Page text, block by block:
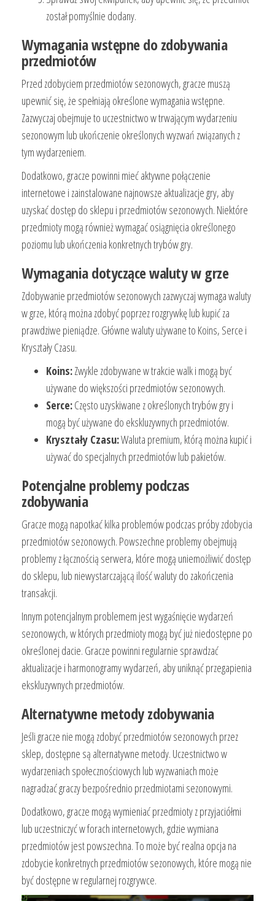
został pomyślnie dodany.
Wymagania wstępne do zdobywania
przedmiotów
Przed zdobyciem przedmiotów sezonowych, gracze muszą
upewnić się, że spełniają określone wymagania wstępne.
Zazwyczaj obejmuje to uczestnictwo w trwającym wydarzeniu
sezonowym lub ukończenie określonych wyzwań związanych z
tym wydarzeniem.
Dodatkowo, gracze powinni mieć aktywne połączenie
internetowe i zainstalowane najnowsze aktualizacje gry, aby
uzyskać dostęp do sklepu i przedmiotów sezonowych. Niektóre
przedmioty mogą również wymagać osiągnięcia określonego
poziomu lub ukończenia konkretnych trybów gry.
Wymagania dotyczące waluty w grze
Zdobywanie przedmiotów sezonowych zazwyczaj wymaga waluty
w grze, którą można zdobyć poprzez rozgrywkę lub kupić za
prawdziwe pieniądze. Główne waluty używane to Koins, Serce i
Kryształy Czasu.
Koins:Zwykle zdobywane w trakcie walk i mogą być
używane do większości przedmiotów sezonowych.
Serce:Często uzyskiwane z określonych trybów gry i
mogą być używane do ekskluzywnych przedmiotów.
Kryształy Czasu:Waluta premium, którą można kupić i
używać do specjalnych przedmiotów lub pakietów.
Potencjalne problemy podczas
zdobywania
Gracze mogą napotkać kilka problemów podczas próby zdobycia
przedmiotów sezonowych. Powszechne problemy obejmują
problemy z łącznością serwera, które mogą uniemożliwić dostęp
do sklepu, lub niewystarczającą ilość waluty do zakończenia
transakcji.
Innym potencjalnym problemem jest wygaśnięcie wydarzeń
sezonowych, w których przedmioty mogą być już niedostępne po
określonej dacie. Gracze powinni regularnie sprawdzać
aktualizacje i harmonogramy wydarzeń, aby uniknąć przegapienia
ekskluzywnych przedmiotów.
Alternatywne metody zdobywania
Jeśli gracze nie mogą zdobyć przedmiotów sezonowych przez
sklep, dostępne są alternatywne metody. Uczestnictwo w
wydarzeniach społecznościowych lub wyzwaniach może
nagradzać graczy bezpośrednio przedmiotami sezonowymi.
Dodatkowo, gracze mogą wymieniać przedmioty z przyjaciółmi
lub uczestniczyć w forach internetowych, gdzie wymiana
przedmiotów jest powszechna. To może być realna opcja na
zdobycie konkretnych przedmiotów sezonowych, które mogą nie
być dostępne w regularnej rozgrywce.